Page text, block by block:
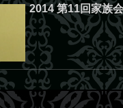
2014 第11回家族